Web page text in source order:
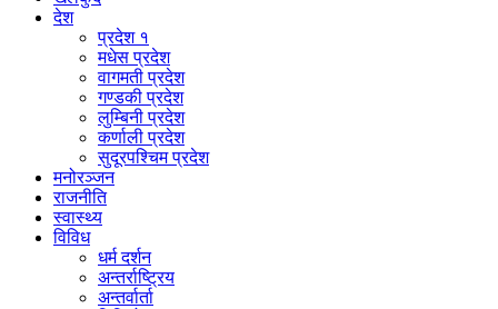
देश
प्रदेश १
मधेस प्रदेश
वागमती प्रदेश
गण्डकी प्रदेश
लुम्बिनी प्रदेश
कर्णाली प्रदेश
सुदूरपश्चिम प्रदेश
मनोरञ्जन
राजनीति
स्वास्थ्य
विविध
धर्म दर्शन
अन्तर्राष्ट्रिय
अन्तर्वार्ता